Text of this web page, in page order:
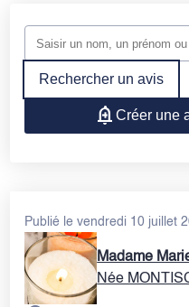
SERVICES AUX FAMILLES
Rechercher un avis
Créer une
Publié le vendredi 10 juillet
Madame
Née